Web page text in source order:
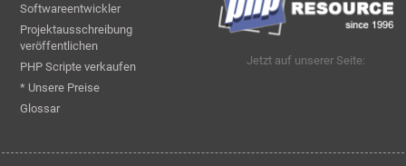
Softwareentwickler
Projektausschreibung
veröffentlichen
PHP Scripte verkaufen
* Unsere Preise
Glossar
Jetzt auf unserer Seite: